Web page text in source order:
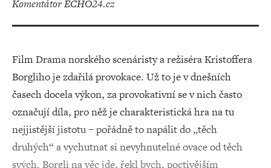
komentátor ECHO24.cz
Film Drama norského scenáristy a režiséra Kristoffera
Borgliho je zdařilá provokace. Už to je v dnešních
časech docela výkon, za provokativní se v nich často
označují díla, pro něž je charakteristická hra na tu
nejjistější jistotu – pořádně to napálit do „těch
druhých“ a vychutnat si nevyhnutelné ovace od těch
svých. Borgli na věc jde, řekl bych, poctivějším